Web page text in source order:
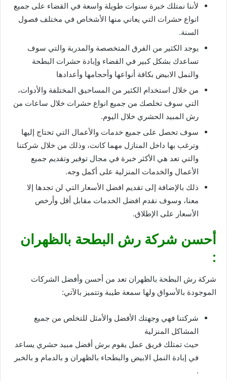
لأننا نمتلك خبرة سنوات طويلة واسعة في القضاء على جميع
انواع حشرات التي يعاني منها الأشخاص في مختلف فصول
السنة.
يوجد الكثير من الفرق المتخصصة والمدربة والتي سوف
تساعدك بشكل كبير في القضاء وإبادة حشرات البطحة
والنمل الابيض بكافة أنواعها وأحجامها وأعدادها
من خلال استخدام الكثير من المساحيق المختلفة والأدوات،
التي سوف تخلصك من جميع انواع حشرات خلال ساعات من
رش المبيد الحشري خلال اليوم.
سوف تحصل على جميع خدمات والأعمال التي تحتاج إليها
وترغب بها داخل المنازل مهما كانت، وذلك من خلال شركتنا
والتي تعد هي الأكثر خبرة في مجال توفير وتقديم جميع
الأعمال والخدمات المنزلية على أكمل وجه.
ذلك بالإضافة إلى تقديم افضل الأسعار التي لن تجدها إلا
معنا، وسوف نقدم افضل الخدمات مقابل أقل وأرخص
الأسعار على الإطلاق.
أحسن شركة رش البطحة بالظهران
:
شركة رش البطحة بالظهران تعد من أحسن وأفضل الشركات
الموجودة بالأسواق ولها سمعة طيبة وتتميز بالآتي:
شركتنا فهي وجهتك الأفضل والأمثل للتخلص من جميع
المشاكل المنزلية
حيث تمتلك فريق عمل يقوم برش أفضل مبيد حشري يساعد
في إبادة النمل الابيض والبطحاء بالظهران و بالدمام و بالخبر
.